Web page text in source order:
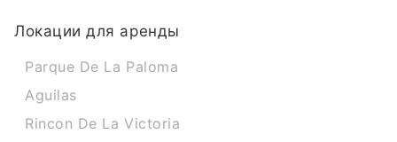
Локации для аренды
Parque De La Paloma
Aguilas
Rincon De La Victoria